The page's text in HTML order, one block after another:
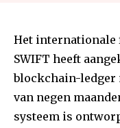
Het
SWIFT heeft
blockchain-ledger
van negen
systeem is